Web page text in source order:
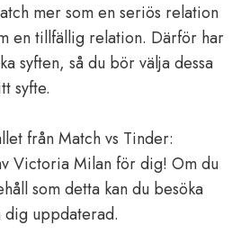
mer som en seriös relation
en tillfällig relation. Därför har
syften, så du bör välja dessa
syfte.
från Match vs Tinder:
Victoria Milan för dig! Om du
som detta kan du besöka
uppdaterad.